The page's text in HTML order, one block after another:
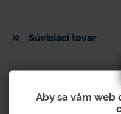
Súvisiaci tovar
Aby sa vám web